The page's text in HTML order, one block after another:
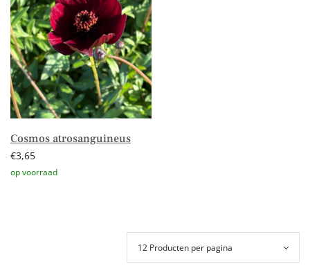
Cosmos atrosanguineus
€3,65